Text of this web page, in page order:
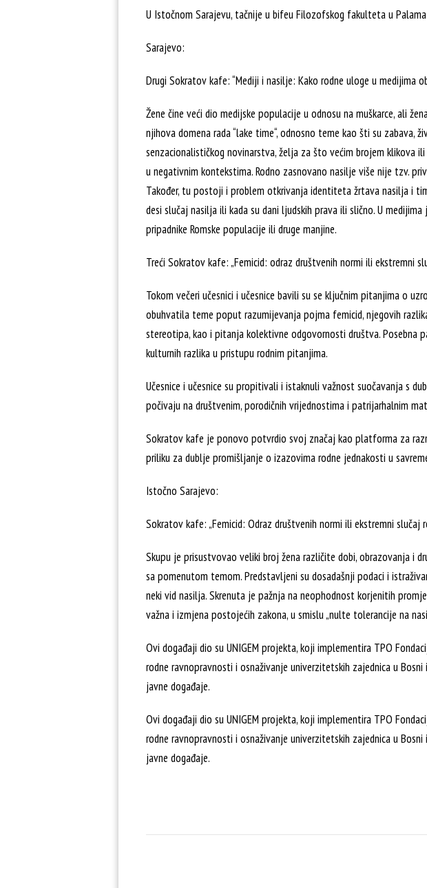
U Istočnom Sarajevu, tačnije u bifeu Filozofskog fakulteta u
Sarajevo:
Drugi Sokratov kafe: “Mediji i nasilje: Kako rodne uloge u medijima
Žene čine veći dio medijske populacije u odnosu na muškarce, ali
njihova domena rada “lake time“, odnosno teme kao šti su
senzacionalističkog novinarstva, želja za što većim brojem klikova
u negativnim kontekstima. Rodno zasnovano nasilje više nije tzv.
Također, tu postoji i problem otkrivanja identiteta žrtava nasilja i
desi slučaj nasilja ili kada su dani ljudskih prava ili slično. U
pripadnike Romske populacije ili druge manjine.
Treći Sokratov kafe: „Femicid: odraz društvenih normi ili ekstremni
Tokom večeri učesnici i učesnice bavili su se ključnim pitanjima o
obuhvatila teme poput razumijevanja pojma femicid, njegovih
stereotipa, kao i pitanja kolektivne odgovornosti društva. Posebna
kulturnih razlika u pristupu rodnim pitanjima.
Učesnice i učesnice su propitivali i istaknuli važnost suočavanja s
počivaju na društvenim, porodičnih vrijednostima i patrijarhalnim
Sokratov kafe je ponovo potvrdio svoj značaj kao platforma za
priliku za dublje promišljanje o izazovima rodne jednakosti u
Istočno Sarajevo:
Sokratov kafe: „Femicid: Odraz društvenih normi ili ekstremni slučaj
Skupu je prisustvovao veliki broj žena različite dobi, obrazovanja i
sa pomenutom temom. Predstavljeni su dosadašnji podaci i
neki vid nasilja. Skrenuta je pažnja na neophodnost korjenitih
važna i izmjena postojećih zakona, u smislu „nulte tolerancije na
Ovi događaji dio su UNIGEM projekta, koji implementira TPO
rodne ravnopravnosti i osnaživanje univerzitetskih zajednica u
javne događaje.
Ovi događaji dio su UNIGEM projekta, koji implementira TPO
rodne ravnopravnosti i osnaživanje univerzitetskih zajednica u
javne događaje.